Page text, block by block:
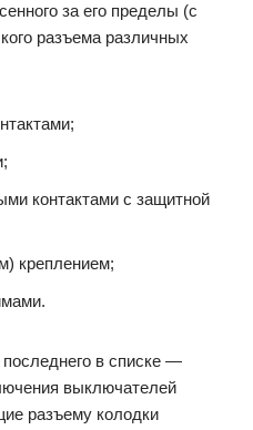
за его пределы (с
разъема различных
контактами с защитной
креплением;
в списке —
выключателей
разъему колодки